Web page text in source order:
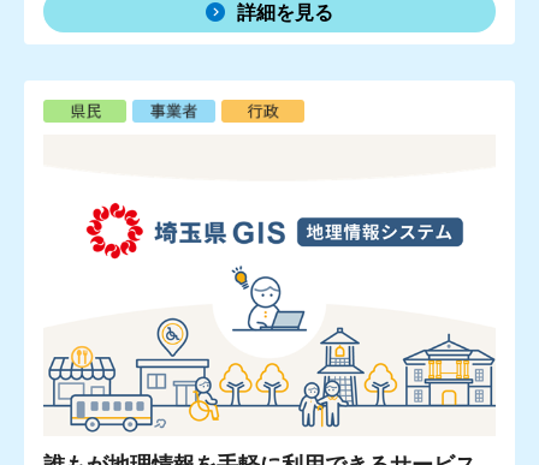
詳細を見る